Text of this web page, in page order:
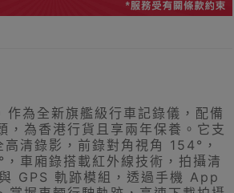
為全新旗艦級行車記錄儀，配備
，為香港行貨且享兩年保養。它支
清錄影，前錄對角視角 154°，
車廂錄搭載紅外線技術，拍攝清
GPS 軌跡模組，透過手機 App